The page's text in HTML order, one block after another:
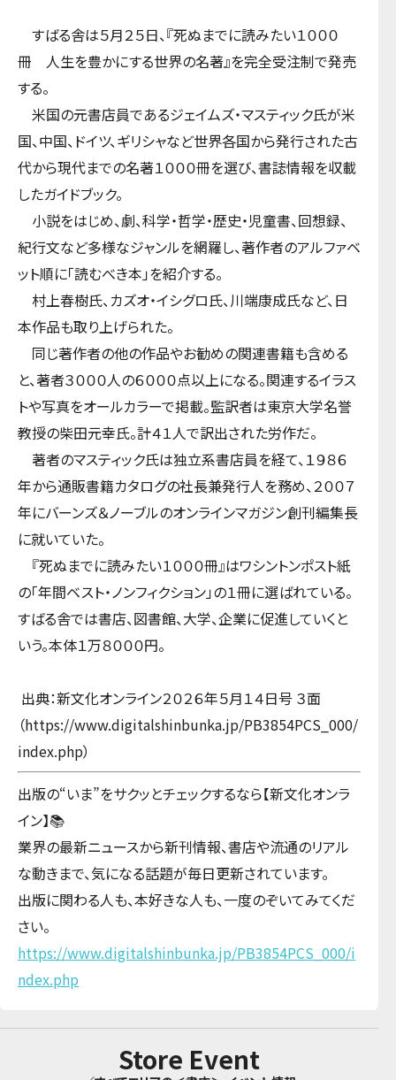
すばる舎は５月２５日、『死ぬまでに読みたい１０００
冊 人生を豊かにする世界の名著』を完全受注制で発売
する。
米国の元書店員であるジェイムズ・マスティック氏が米
国、中国、ドイツ、ギリシャなど世界各国から発行された古
代から現代までの名著１０００冊を選び、書誌情報を収載
したガイドブック。
小説をはじめ、劇、科学・哲学・歴史・児童書、回想録、
紀行文など多様なジャンルを網羅し、著作者のアルファベ
ット順に「読むべき本」を紹介する。
村上春樹氏、カズオ・イシグロ氏、川端康成氏など、日
本作品も取り上げられた。
同じ著作者の他の作品やお勧めの関連書籍も含める
と、著者３０００人の６０００点以上になる。関連するイラス
トや写真をオールカラーで掲載。監訳者は東京大学名誉
教授の柴田元幸氏。計４１人で訳出された労作だ。
著者のマスティック氏は独立系書店員を経て、１９８６
年から通販書籍カタログの社長兼発行人を務め、２００７
年にバーンズ＆ノーブルのオンラインマガジン創刊編集長
に就いていた。
『死ぬまでに読みたい１０００冊』はワシントンポスト紙
の「年間ベスト・ノンフィクション」の１冊に選ばれている。
すばる舎では書店、図書館、大学、企業に促進していくと
いう。本体１万８０００円。
出典：新文化オンライン２０２６年５月１４日号 ３面
（https://www.digitalshinbunka.jp/PB3854PCS_000/
index.php）
出版の“いま”をサクッとチェックするなら【新文化オンラ
イン】📚
業界の最新ニュースから新刊情報、書店や流通のリアル
な動きまで、気になる話題が毎日更新されています。
出版に関わる人も、本好きな人も、一度のぞいてみてくだ
さい。
https://www.digitalshinbunka.jp/PB3854PCS_000/i
ndex.php
Store Event